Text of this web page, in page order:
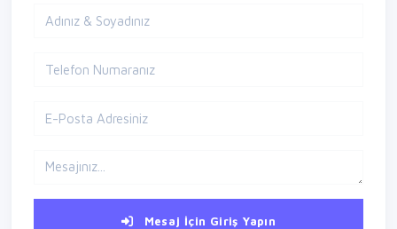
Mesaj İçin Giriş Yapın